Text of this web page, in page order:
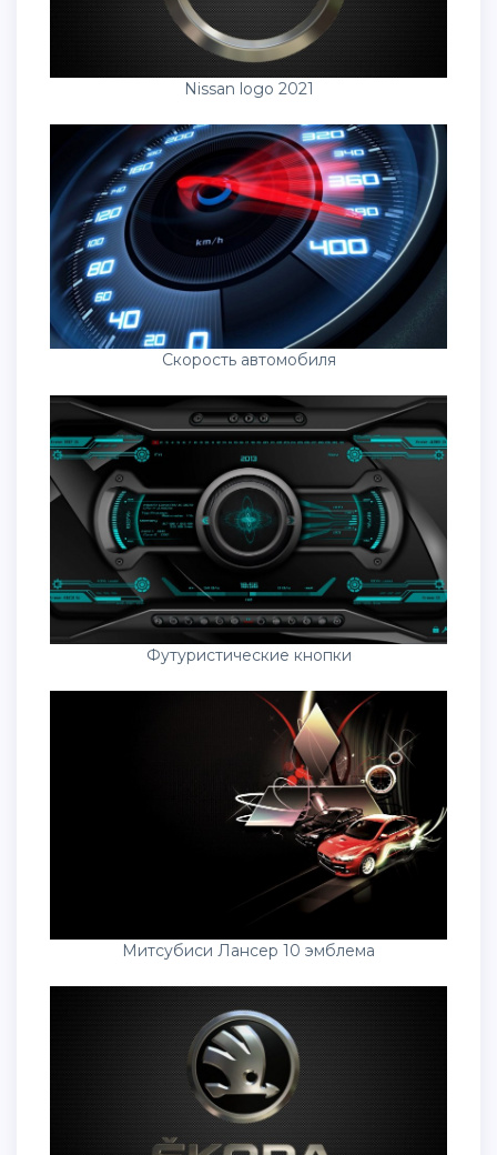
Nissan logo 2021
Скорость автомобиля
Футуристические кнопки
Митсубиси Лансер 10 эмблема